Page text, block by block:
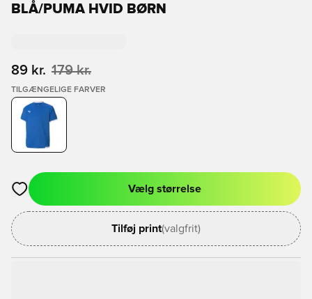
BLÅ/PUMA HVID BØRN
89 kr. 179 kr.
TILGÆNGELIGE FARVER
Åbner en Modal til at logge ind eller tilmelde dig som medlem
Vælg størrelse
Tilføj print(valgfrit)